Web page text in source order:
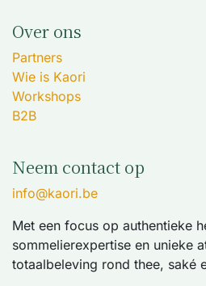
Over ons
Partners
Wie is Kaori
Workshops
B2B
Neem contact op
info@kaori.be
Met een focus op authentieke
sommelierexpertise en unieke
totaalbeleving rond thee, saké